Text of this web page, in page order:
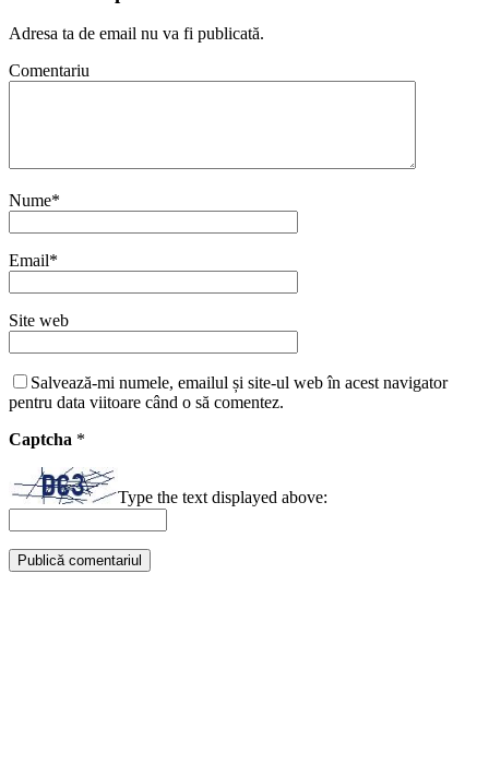
Adresa ta de email nu va fi publicată.
Comentariu
Nume*
Email*
Site web
Salvează-mi numele, emailul și site-ul web în acest navigator
pentru data viitoare când o să comentez.
Captcha *
Type the text displayed above: